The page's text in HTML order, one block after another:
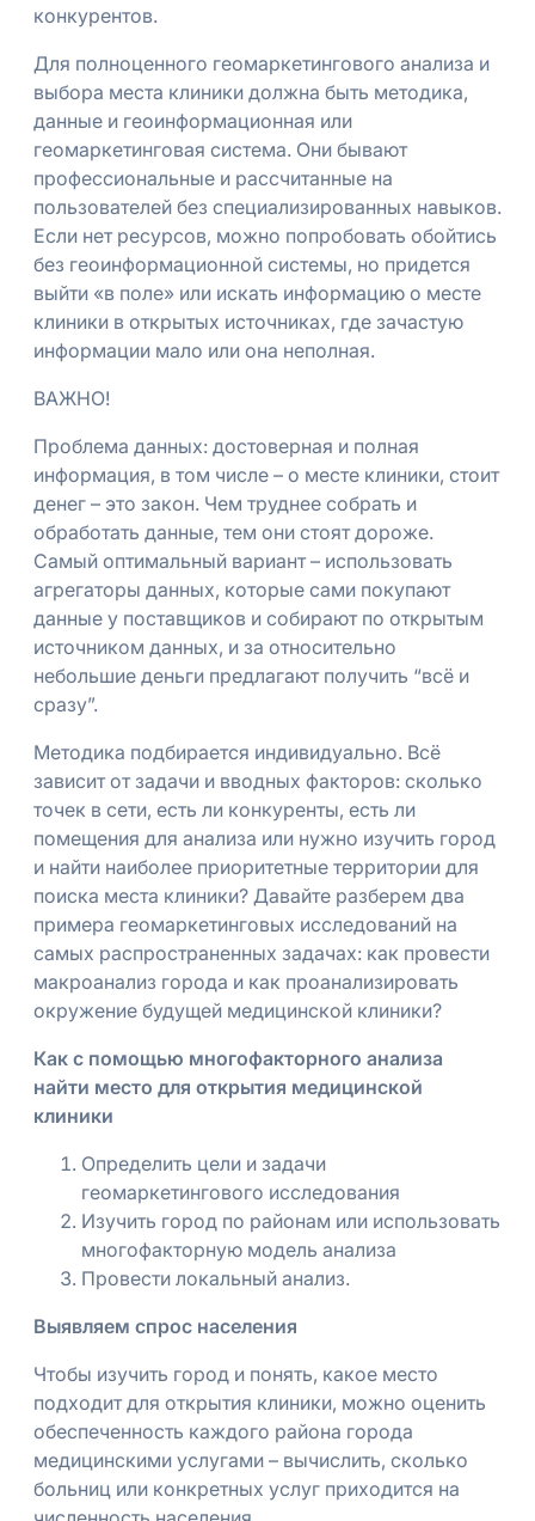
конкурентов.
Для полноценного геомаркетингового анализа и
выбора места клиники должна быть методика,
данные и геоинформационная или
геомаркетинговая система. Они бывают
профессиональные и рассчитанные на
пользователей без специализированных навыков.
Если нет ресурсов, можно попробовать обойтись
без геоинформационной системы, но придется
выйти «в поле» или искать информацию о месте
клиники в открытых источниках, где зачастую
информации мало или она неполная.
ВАЖНО!
Проблема данных: достоверная и полная
информация, в том числе – о месте клиники, стоит
денег – это закон. Чем труднее собрать и
обработать данные, тем они стоят дороже.
Самый оптимальный вариант – использовать
агрегаторы данных, которые сами покупают
данные у поставщиков и собирают по открытым
источником данных, и за относительно
небольшие деньги предлагают получить “всё и
сразу”.
Методика подбирается индивидуально. Всё
зависит от задачи и вводных факторов: сколько
точек в сети, есть ли конкуренты, есть ли
помещения для анализа или нужно изучить город
и найти наиболее приоритетные территории для
поиска места клиники? Давайте разберем два
примера геомаркетинговых исследований на
самых распространенных задачах: как провести
макроанализ города и как проанализировать
окружение будущей медицинской клиники?
Как с помощью многофакторного анализа
найти место для открытия медицинской
клиники
Определить цели и задачи
геомаркетингового исследования
Изучить город по районам или использовать
многофакторную модель анализа
Провести локальный анализ.
Выявляем спрос населения
Чтобы изучить город и понять, какое место
подходит для открытия клиники, можно оценить
обеспеченность каждого района города
медицинскими услугами – вычислить, сколько
больниц или конкретных услуг приходится на